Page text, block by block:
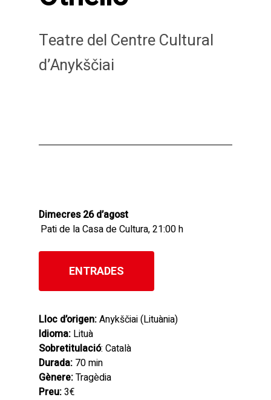
Teatre del Centre Cultural
d’Anykščiai
Dimecres 26 d’agost
Pati de la Casa de Cultura, 21:00 h
ENTRADES
Lloc d’origen:Anykščiai (Lituània)
Idioma: Lituà
Sobretitulació: Català
Durada: 70 min
Gènere:Tragèdia
Preu:3€